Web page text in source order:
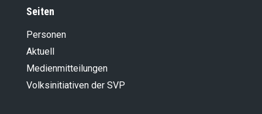
Seiten
Personen
Aktuell
Medienmitteilungen
Volksinitiativen der SVP